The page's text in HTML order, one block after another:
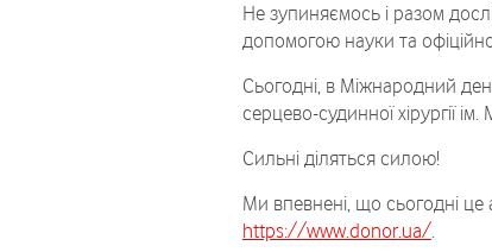
Не зупиняємось і разом
допомогою науки та
Сьогодні, в Міжнародний
серцево-судинної хірургії
Сильні діляться силою!
Ми впевнені, що сьогодні це
https://www.donor.ua/.